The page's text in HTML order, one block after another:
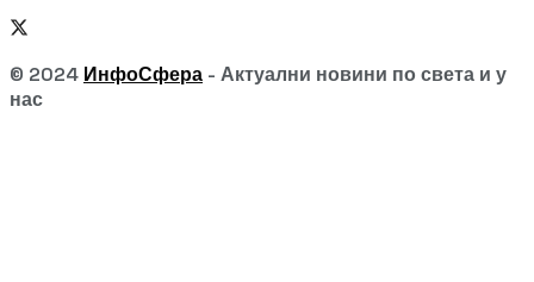
© 2024 ИнфоСфера - Актуални новини по света и у
нас